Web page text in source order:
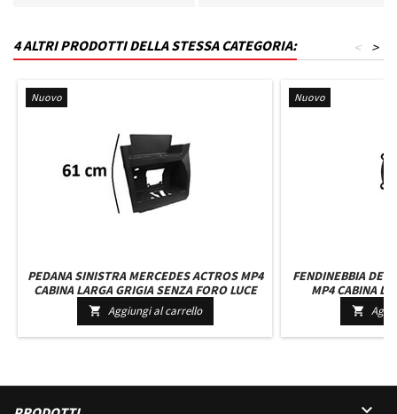
4 ALTRI PRODOTTI DELLA STESSA CATEGORIA: >
<
Nuovo
PEDANA SINISTRA MERCEDES ACTROS MP4
CABINA LARGA GRIGIA SENZA FORO LUCE
CABINA LARGA ALTA
 Aggiungi al carrello
Nuovo
FENDINEBBIA
MP4 CABINA
9608203056
